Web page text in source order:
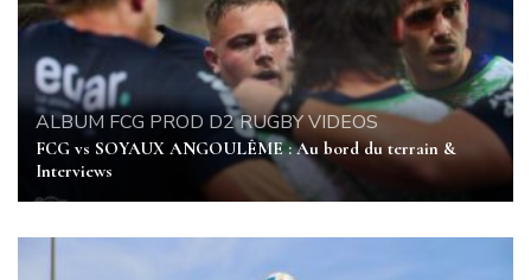
ALBUM FCG PROD D2RUGBYVIDEOS
FCG vs SOYAUX ANGOULÊME : Au bord du terrain &
Interviews